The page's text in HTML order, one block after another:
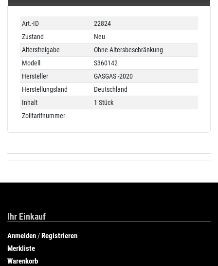
Technisches
Merkmal
Wert
Art.-ID
22824
Zustand
Neu
Altersfreigabe
Ohne Altersbeschränkung
Modell
S360142
Hersteller
GASGAS -2020
Herstellungsland
Deutschland
Inhalt
1 Stück
Zolltarifnummer
Ihr Einkauf
Anmelden /Registrieren
Merkliste
Warenkorb